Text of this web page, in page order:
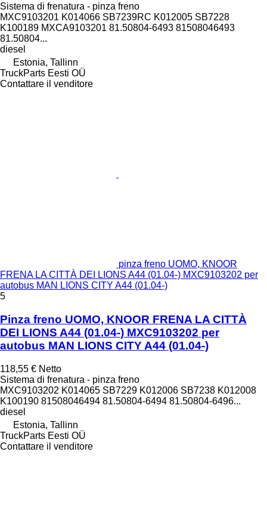
Sistema di frenatura - pinza freno
MXC9103201 K014066 SB7239RC K012005 SB7228
K100189 MXCA9103201 81.50804-6493 81508046493
81.50804...
diesel
Estonia, Tallinn
TruckParts Eesti OÜ
Contattare il venditore
pinza freno UOMO, KNOOR
FRENA LA CITTÀ DEI LIONS A44 (01.04-) MXC9103202 per
autobus MAN LIONS CITY A44 (01.04-)
5
Pinza freno UOMO, KNOOR FRENA LA CITTÀ
DEI LIONS A44 (01.04-) MXC9103202 per
autobus MAN LIONS CITY A44 (01.04-)
118,55 € Netto
Sistema di frenatura - pinza freno
MXC9103202 K014065 SB7229 K012006 SB7238 K012008
K100190 81508046494 81.50804-6494 81.50804-6496...
diesel
Estonia, Tallinn
TruckParts Eesti OÜ
Contattare il venditore